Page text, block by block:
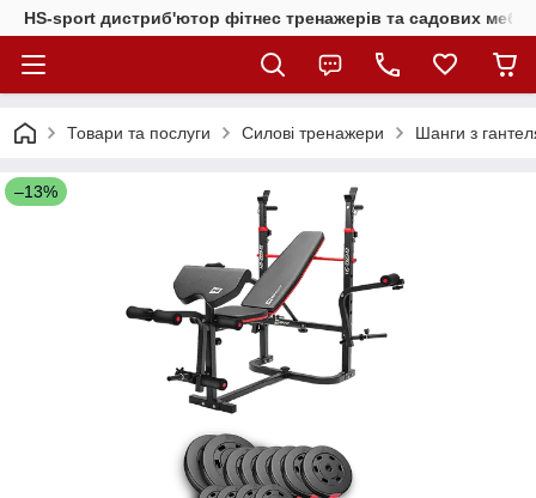
HS-sport дистриб'ютор фітнес тренажерів та садових
Товари та послуги Силові тренажери Шанги з
–13%